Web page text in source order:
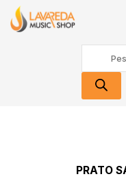
content
search
PRATO